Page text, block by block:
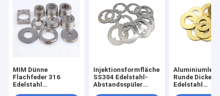
MIM Dünne
Flachfeder 316
Edelstahl
Injektionsformfläche
SS304 Edelstahl-
Abstandsspüler
Runde Dicke
Edelstahl